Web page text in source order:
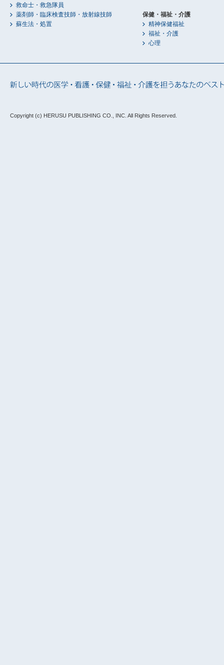
救命士・救急隊員
薬剤師・臨床検査技師・放射線技師
蘇生法・処置
保健・福祉・介護
精神保健福祉
福祉・介護
心理
Copyright (c) HERUSU PUBLISHING CO., INC. All Rights Reserved.